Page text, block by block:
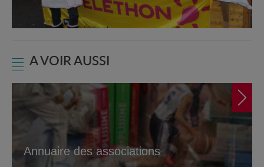
A VOIR AUSSI
Annuaire des associations